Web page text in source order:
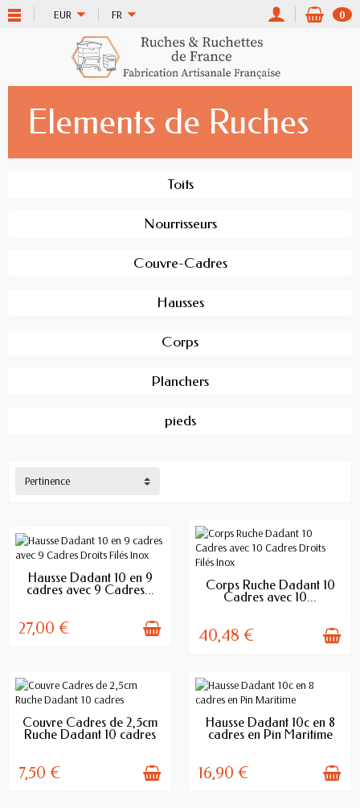
EUR FR 0
Elements de Ruches
Toits
Nourrisseurs
Couvre-Cadres
Hausses
Corps
Planchers
pieds
Pertinence
EN STOCK
Hausse Dadant 10 en 9
cadres avec 9 Cadres...
27,00 €
EN STOCK
Corps Ruche Dadant 10
Cadres avec 10...
40,48 €
EN STOCK
Couvre Cadres de 2,5cm
Ruche Dadant 10 cadres
7,50 €
EN STOCK
Hausse Dadant 10c en 8
cadres en Pin Maritime
16,90 €